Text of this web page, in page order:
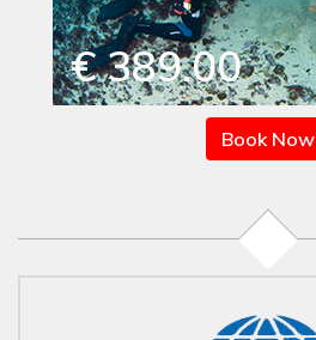
€ 389.00
Book Now